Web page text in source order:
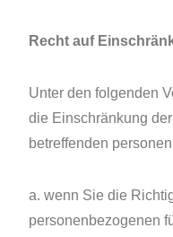
Recht auf
Unter den folgenden
die Einschränkung
betreffenden
a. wenn Sie die
personenbezogenen